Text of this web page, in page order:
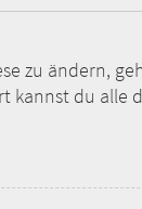
zu ändern,
kannst du alle